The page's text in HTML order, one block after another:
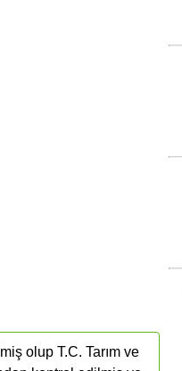
olup T.C. Tarım ve